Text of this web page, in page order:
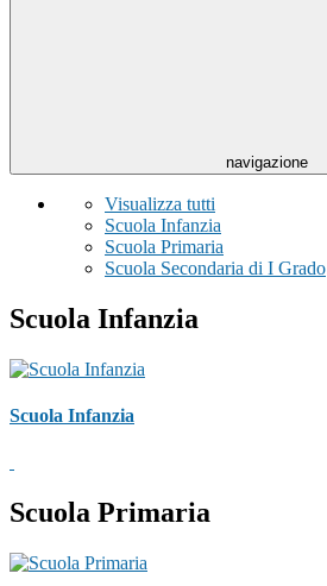
navigazione
Visualizza tutti
Scuola Infanzia
Scuola Primaria
Scuola Secondaria di I Grado
Scuola Infanzia
Scuola Infanzia
Scuola Primaria